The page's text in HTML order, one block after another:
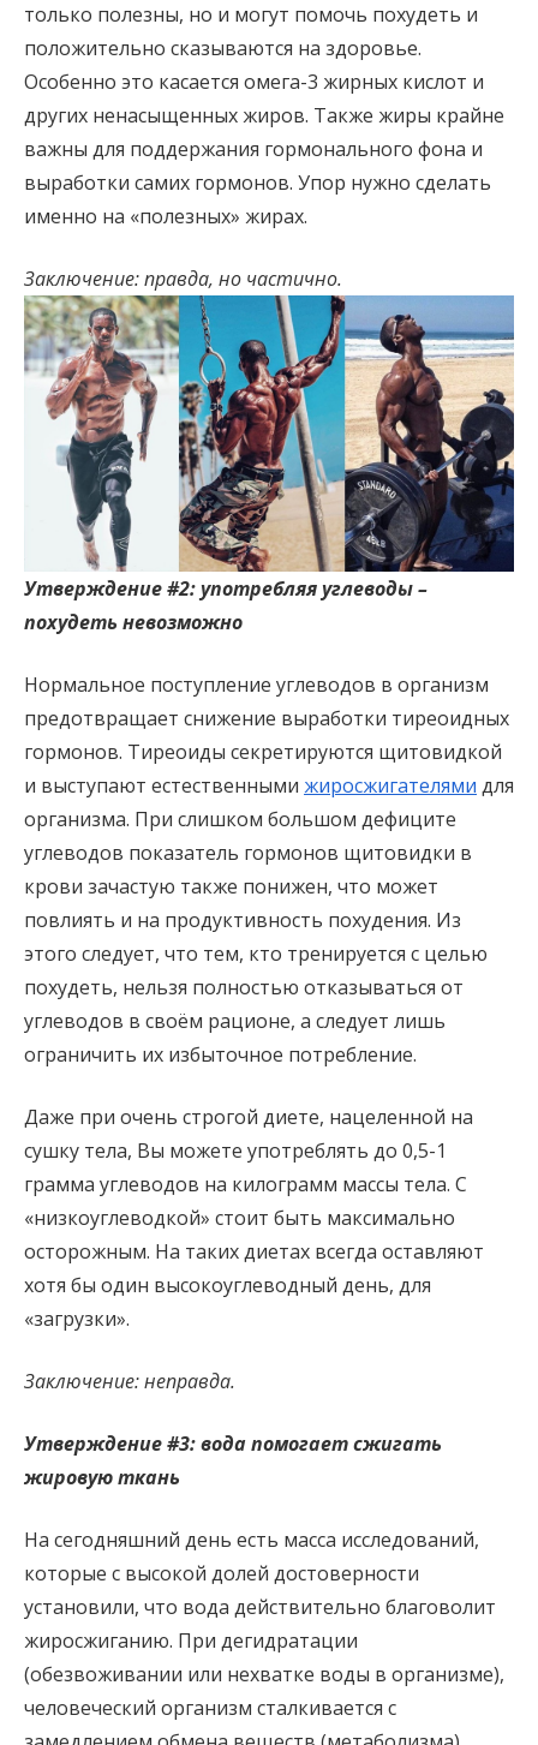
только полезны, но и могут помочь похудеть и
положительно сказываются на здоровье.
Особенно это касается омега-3 жирных кислот и
других ненасыщенных жиров. Также жиры крайне
важны для поддержания гормонального фона и
выработки самих гормонов. Упор нужно сделать
именно на «полезных» жирах.
Заключение: правда, но частично.
Утверждение #2: употребляя углеводы –
похудеть невозможно
Нормальное поступление углеводов в организм
предотвращает снижение выработки тиреоидных
гормонов. Тиреоиды секретируются щитовидкой
и выступают естественными жиросжигателями для
организма. При слишком большом дефиците
углеводов показатель гормонов щитовидки в
крови зачастую также понижен, что может
повлиять и на продуктивность похудения. Из
этого следует, что тем, кто тренируется с целью
похудеть, нельзя полностью отказываться от
углеводов в своём рационе, а следует лишь
ограничить их избыточное потребление.
Даже при очень строгой диете, нацеленной на
сушку тела, Вы можете употреблять до 0,5-1
грамма углеводов на килограмм массы тела. С
«низкоуглеводкой» стоит быть максимально
осторожным. На таких диетах всегда оставляют
хотя бы один высокоуглеводный день, для
«загрузки».
Заключение: неправда.
Утверждение #3: вода помогает сжигать
жировую ткань
На сегодняшний день есть масса исследований,
которые с высокой долей достоверности
установили, что вода действительно благоволит
жиросжиганию. При дегидратации
(обезвоживании или нехватке воды в организме),
человеческий организм сталкивается с